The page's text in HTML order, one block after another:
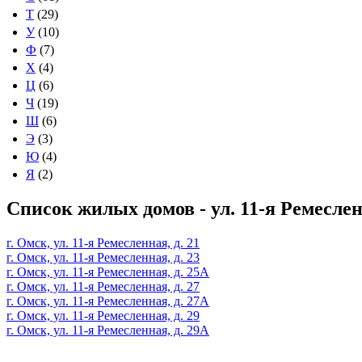
Т (29)
У(10)
Ф (7)
Х (4)
Ц (6)
Ч (19)
Ш (6)
Э (3)
Ю (4)
Я (2)
Список жилых домов - ул. 11-я
г. Омск, ул. 11-я Ремесленная, д. 21
г. Омск, ул. 11-я Ремесленная, д. 23
г. Омск, ул. 11-я Ремесленная, д. 25А
г. Омск, ул. 11-я Ремесленная, д. 27
г. Омск, ул. 11-я Ремесленная, д. 27А
г. Омск, ул. 11-я Ремесленная, д. 29
г. Омск, ул. 11-я Ремесленная, д. 29А